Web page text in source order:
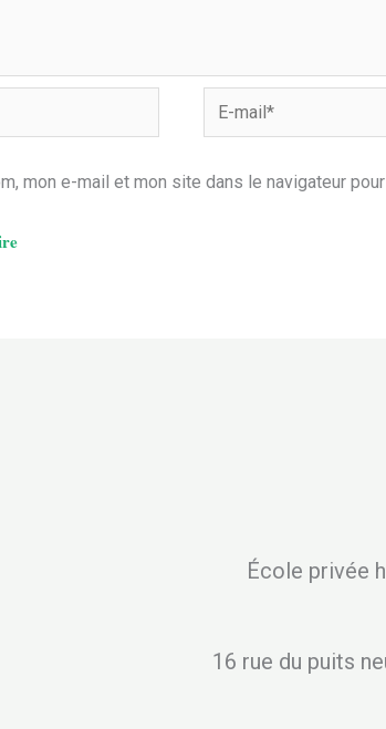
mail*
mon e-mail et mon site dans le navigateur
École privée
16 rue du puits